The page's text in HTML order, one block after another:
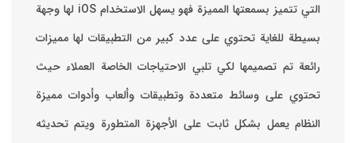
التي تتميز بسمعتها المميزة فهو يسهل الاستخدام ‏iOS لها وجهة
بسيطة للغاية تحتوي على عدد كبير من التطبيقات لها مميزات
رائعة تم تصميمها لكي تلبي الاحتياجات الخاصة العملاء حيث
تحتوي على وسائط متعددة وتطبيقات وألعاب وأدوات مميزة
‏النظام يعمل بشكل ثابت على الأجهزة المتطورة ويتم تحديثه